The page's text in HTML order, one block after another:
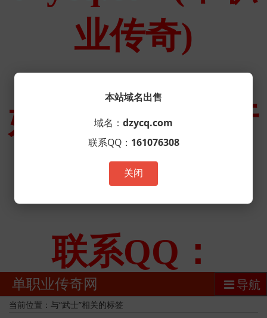
单职业传奇网 导航
当前位置：与“武士”相关的标签
本站域名出售
域名： dzycq.com
联系QQ： 161076308
关闭